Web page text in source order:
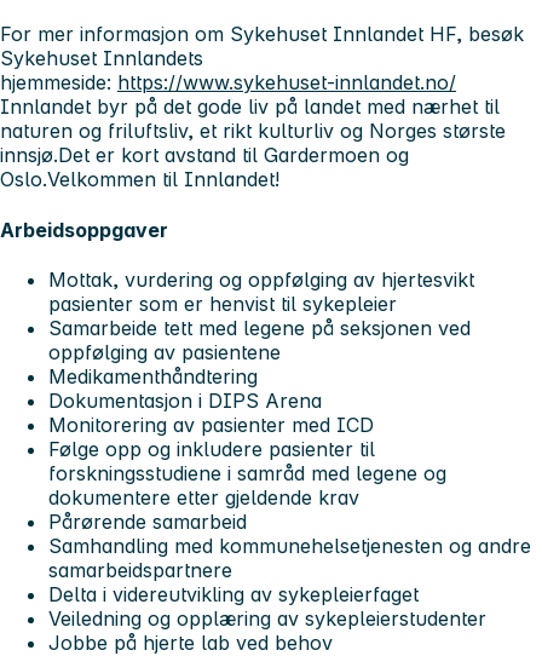
For mer informasjon om Sykehuset Innlandet HF, besøk
Sykehuset Innlandets
hjemmeside: https://www.sykehuset-innlandet.no/
Innlandet byr på det gode liv på landet med nærhet til
naturen og friluftsliv, et rikt kulturliv og Norges største
innsjø.Det er kort avstand til Gardermoen og
Oslo.Velkommen til Innlandet!
Arbeidsoppgaver
Mottak, vurdering og oppfølging av hjertesvikt
pasienter som er henvist til sykepleier
Samarbeide tett med legene på seksjonen ved
oppfølging av pasientene
Medikamenthåndtering
Dokumentasjon i DIPS Arena
Monitorering av pasienter med ICD
Følge opp og inkludere pasienter til
forskningsstudiene i samråd med legene og
dokumentere etter gjeldende krav
Pårørende samarbeid
Samhandling med kommunehelsetjenesten og andre
samarbeidspartnere
Delta i videreutvikling av sykepleierfaget
Veiledning og opplæring av sykepleierstudenter
Jobbe på hjerte lab ved behov